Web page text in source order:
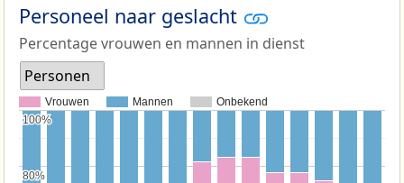
Personeel naar geslacht
Percentage vrouwen en mannen in dienst
Personen
Vrouwen Mannen Onbekend
80%
80%
100%
100%